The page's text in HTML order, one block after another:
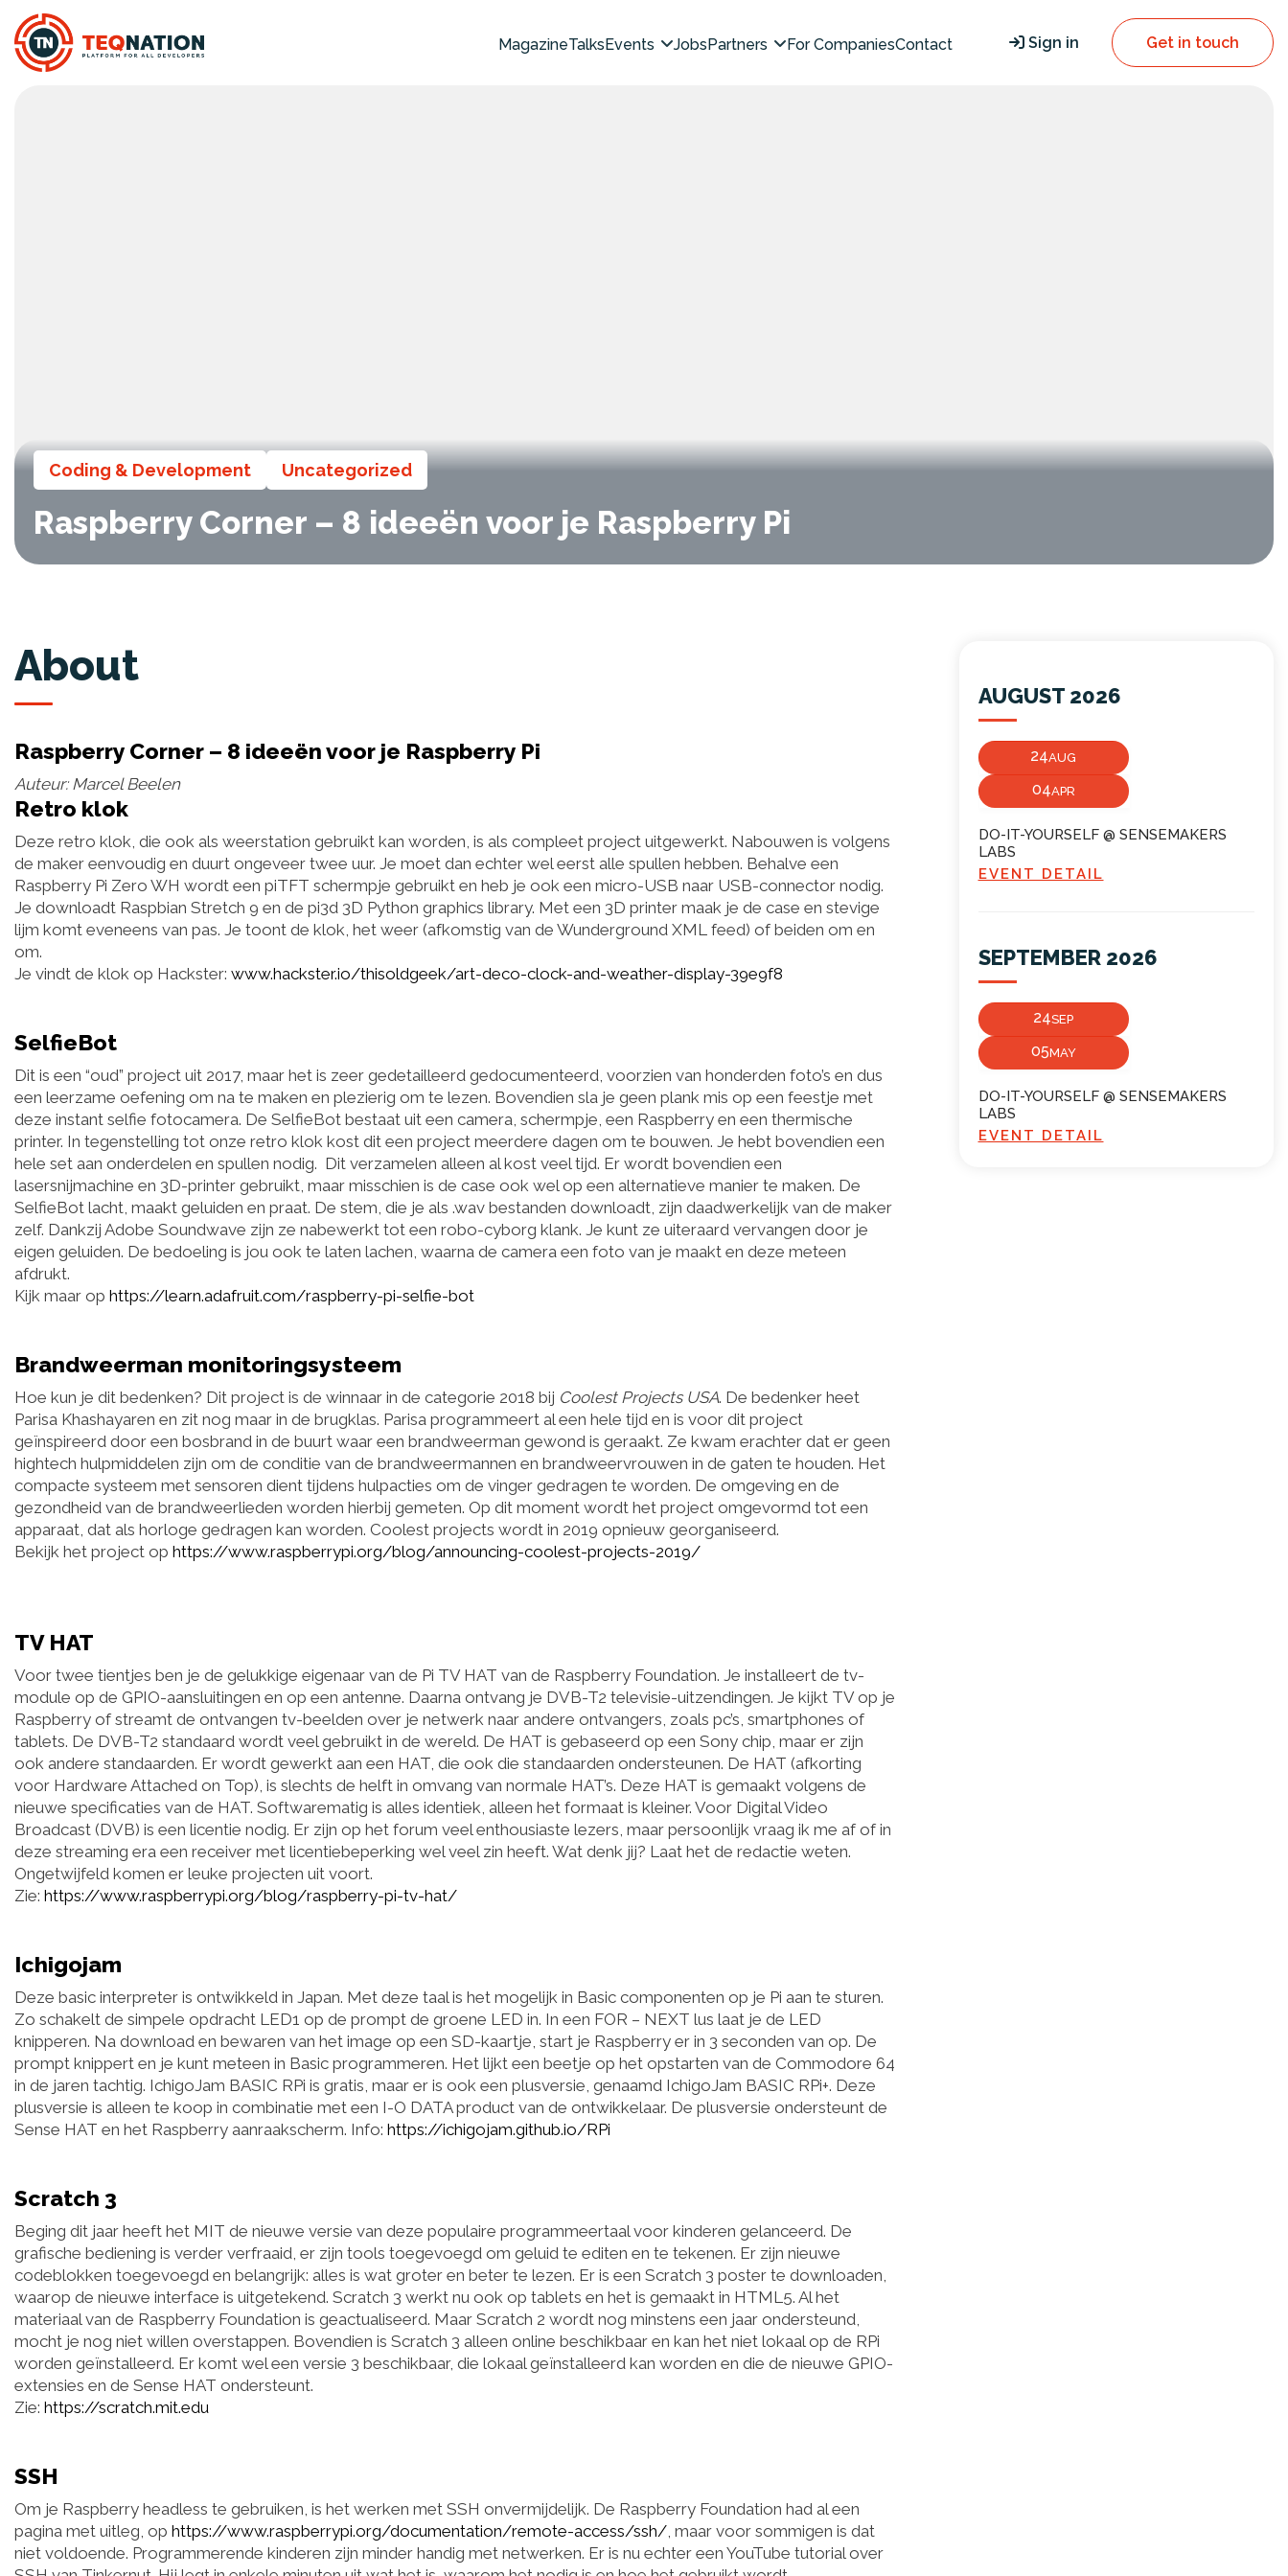
MagazineTalksEvents JobsPartners For CompaniesContact Sign in Get in touch
Coding & Development Uncategorized
Raspberry Corner – 8 ideeën voor je Raspberry Pi
About
Raspberry Corner – 8 ideeën voor je Raspberry Pi
Auteur: Marcel Beelen
Retro klok
Deze retro klok, die ook als weerstation gebruikt kan worden, is als compleet project uitgewerkt. Nabouwen is volgens
de maker eenvoudig en duurt ongeveer twee uur. Je moet dan echter wel eerst alle spullen hebben. Behalve een
Raspberry Pi Zero WH wordt een piTFT schermpje gebruikt en heb je ook een micro-USB naar USB-connector nodig.
Je downloadt Raspbian Stretch 9 en de pi3d 3D Python graphics library. Met een 3D printer maak je de case en stevige
lijm komt eveneens van pas. Je toont de klok, het weer (afkomstig van de Wunderground XML feed) of beiden om en
om.
Je vindt de klok op Hackster: www.hackster.io/thisoldgeek/art-deco-clock-and-weather-display-39e9f8
SelfieBot
Dit is een “oud” project uit 2017, maar het is zeer gedetailleerd gedocumenteerd, voorzien van honderden foto’s en dus
een leerzame oefening om na te maken en plezierig om te lezen. Bovendien sla je geen plank mis op een feestje met
deze instant selfie fotocamera. De SelfieBot bestaat uit een camera, schermpje, een Raspberry en een thermische
printer. In tegenstelling tot onze retro klok kost dit een project meerdere dagen om te bouwen. Je hebt bovendien een
hele set aan onderdelen en spullen nodig. Dit verzamelen alleen al kost veel tijd. Er wordt bovendien een
lasersnijmachine en 3D-printer gebruikt, maar misschien is de case ook wel op een alternatieve manier te maken. De
SelfieBot lacht, maakt geluiden en praat. De stem, die je als .wav bestanden downloadt, zijn daadwerkelijk van de maker
zelf. Dankzij Adobe Soundwave zijn ze nabewerkt tot een robo-cyborg klank. Je kunt ze uiteraard vervangen door je
eigen geluiden. De bedoeling is jou ook te laten lachen, waarna de camera een foto van je maakt en deze meteen
afdrukt.
Kijk maar op https://learn.adafruit.com/raspberry-pi-selfie-bot
Brandweerman monitoringsysteem
Hoe kun je dit bedenken? Dit project is de winnaar in de categorie 2018 bij Coolest Projects USA. De bedenker heet
Parisa Khashayaren en zit nog maar in de brugklas. Parisa programmeert al een hele tijd en is voor dit project
geïnspireerd door een bosbrand in de buurt waar een brandweerman gewond is geraakt. Ze kwam erachter dat er geen
hightech hulpmiddelen zijn om de conditie van de brandweermannen en brandweervrouwen in de gaten te houden. Het
compacte systeem met sensoren dient tijdens hulpacties om de vinger gedragen te worden. De omgeving en de
gezondheid van de brandweerlieden worden hierbij gemeten. Op dit moment wordt het project omgevormd tot een
apparaat, dat als horloge gedragen kan worden. Coolest projects wordt in 2019 opnieuw georganiseerd.
Bekijk het project op https://www.raspberrypi.org/blog/announcing-coolest-projects-2019/
TV HAT
Voor twee tientjes ben je de gelukkige eigenaar van de Pi TV HAT van de Raspberry Foundation. Je installeert de tv-
module op de GPIO-aansluitingen en op een antenne. Daarna ontvang je DVB-T2 televisie-uitzendingen. Je kijkt TV op je
Raspberry of streamt de ontvangen tv-beelden over je netwerk naar andere ontvangers, zoals pc’s, smartphones of
tablets. De DVB-T2 standaard wordt veel gebruikt in de wereld. De HAT is gebaseerd op een Sony chip, maar er zijn
ook andere standaarden. Er wordt gewerkt aan een HAT, die ook die standaarden ondersteunen. De HAT (afkorting
voor Hardware Attached on Top), is slechts de helft in omvang van normale HAT’s. Deze HAT is gemaakt volgens de
nieuwe specificaties van de HAT. Softwarematig is alles identiek, alleen het formaat is kleiner. Voor Digital Video
Broadcast (DVB) is een licentie nodig. Er zijn op het forum veel enthousiaste lezers, maar persoonlijk vraag ik me af of in
deze streaming era een receiver met licentiebeperking wel veel zin heeft. Wat denk jij? Laat het de redactie weten.
Ongetwijfeld komen er leuke projecten uit voort.
Zie: https://www.raspberrypi.org/blog/raspberry-pi-tv-hat/
Ichigojam
Deze basic interpreter is ontwikkeld in Japan. Met deze taal is het mogelijk in Basic componenten op je Pi aan te sturen.
Zo schakelt de simpele opdracht LED1 op de prompt de groene LED in. In een FOR – NEXT lus laat je de LED
knipperen. Na download en bewaren van het image op een SD-kaartje, start je Raspberry er in 3 seconden van op. De
prompt knippert en je kunt meteen in Basic programmeren. Het lijkt een beetje op het opstarten van de Commodore 64
in de jaren tachtig. IchigoJam BASIC RPi is gratis, maar er is ook een plusversie, genaamd IchigoJam BASIC RPi+. Deze
plusversie is alleen te koop in combinatie met een I-O DATA product van de ontwikkelaar. De plusversie ondersteunt de
Sense HAT en het Raspberry aanraakscherm. Info: https://ichigojam.github.io/RPi
Scratch 3
Beging dit jaar heeft het MIT de nieuwe versie van deze populaire programmeertaal voor kinderen gelanceerd. De
grafische bediening is verder verfraaid, er zijn tools toegevoegd om geluid te editen en te tekenen. Er zijn nieuwe
codeblokken toegevoegd en belangrijk: alles is wat groter en beter te lezen. Er is een Scratch 3 poster te downloaden,
waarop de nieuwe interface is uitgetekend. Scratch 3 werkt nu ook op tablets en het is gemaakt in HTML5. Al het
materiaal van de Raspberry Foundation is geactualiseerd. Maar Scratch 2 wordt nog minstens een jaar ondersteund,
mocht je nog niet willen overstappen. Bovendien is Scratch 3 alleen online beschikbaar en kan het niet lokaal op de RPi
worden geïnstalleerd. Er komt wel een versie 3 beschikbaar, die lokaal geïnstalleerd kan worden en die de nieuwe GPIO-
extensies en de Sense HAT ondersteunt.
Zie: https://scratch.mit.edu
SSH
Om je Raspberry headless te gebruiken, is het werken met SSH onvermijdelijk. De Raspberry Foundation had al een
pagina met uitleg, op https://www.raspberrypi.org/documentation/remote-access/ssh/, maar voor sommigen is dat
niet voldoende. Programmerende kinderen zijn minder handig met netwerken. Er is nu echter een YouTube tutorial over
AUGUST 2026
24AUG
04APR
DO-IT-YOURSELF @ SENSEMAKERS
LABS
EVENT DETAIL
SEPTEMBER 2026
24SEP
05MAY
DO-IT-YOURSELF @ SENSEMAKERS
LABS
EVENT DETAIL